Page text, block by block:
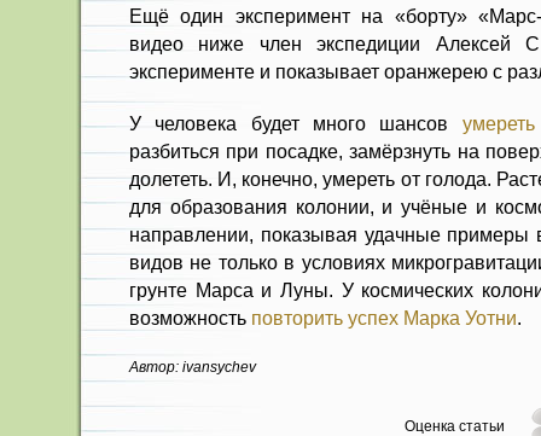
Ещё один эксперимент на «борту»
видео ниже член экспедиции Алексей
эксперименте и показывает оранжерею с
У человека будет много шансов
разбиться при посадке, замёрзнуть на
долететь. И, конечно, умереть от голода.
для образования колонии, и учёные и
направлении, показывая удачные
видов не только в условиях
грунте Марса и Луны. У космических
возможность повторить успех Марка Уотни.
Автор: ivansychev
Оценка статьи